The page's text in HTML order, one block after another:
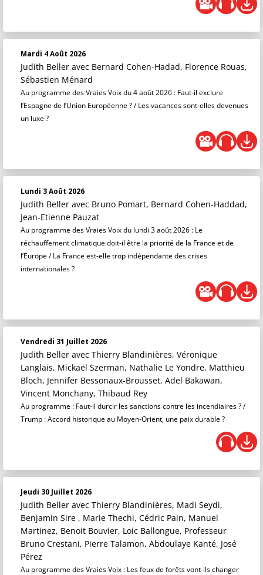
Mardi 4 Août 2026
Judith Beller avec Bernard Cohen-Hadad, Florence Rouas,
Sébastien Ménard
Au programme des Vraies Voix du 4 août 2026 : Faut-il exclure
l’Espagne de l’Union Européenne ? / Les vacances sont-elles devenues
un luxe ?
Lundi 3 Août 2026
Judith Beller avec Bruno Pomart, Bernard Cohen-Haddad,
Jean-Etienne Pauzat
Au programme des Vraies Voix du lundi 3 août 2026 : Le
réchauffement climatique doit-il être la priorité de la France et de
l’Europe / La France est-elle trop indépendante des crises
internationales ?
Vendredi 31 Juillet 2026
Judith Beller avec Thierry Blandinières, Véronique
Langlais, Mickaël Szerman, Nathalie Le Yondre, Matthieu
Bloch, Jennifer Bessonaux-Brousset, Adel Bakawan,
Vincent Monchany, Thibaud Rey
Au programme : Faut-il durcir les sanctions contre les incendiaires ? /
Trump : Accord historique au Moyen-Orient, une paix durable ?
Jeudi 30 Juillet 2026
Judith Beller avec Thierry Blandinières, Madi Seydi,
Benjamin Sire , Marie Thechi, Cédric Pain, Manuel
Martinez, Benoit Bouvier, Loic Ballongue, Professeur
Bruno Crestani, Pierre Talamon, Abdoulaye Kanté, José
Pérez
Au programme des Vraies Voix : Les feux de forêts vont-ils changer